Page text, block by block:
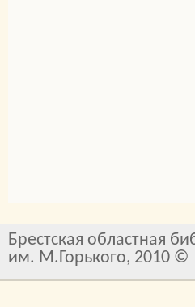
Брестская областная
им. М.Горького, 2010 ©